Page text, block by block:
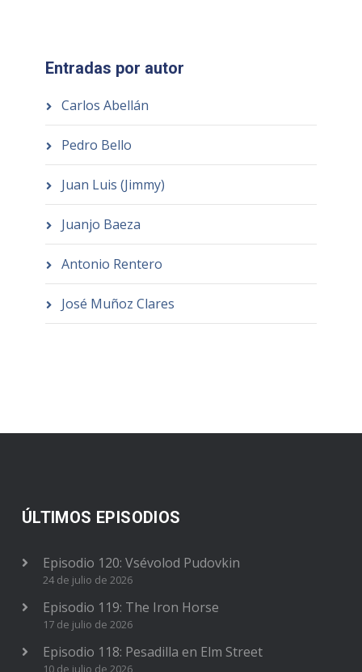
Entradas por autor
Carlos Abellán
Pedro Bello
Juan Luis (Jimmy)
Juanjo Baeza
Antonio Rentero
José Muñoz Clares
ÚLTIMOS EPISODIOS
Episodio 120: Vsévolod Pudovkin
24 de julio de 2026
Episodio 119: The Iron Horse
17 de julio de 2026
Episodio 118: Pesadilla en Elm Street
10 de julio de 2026